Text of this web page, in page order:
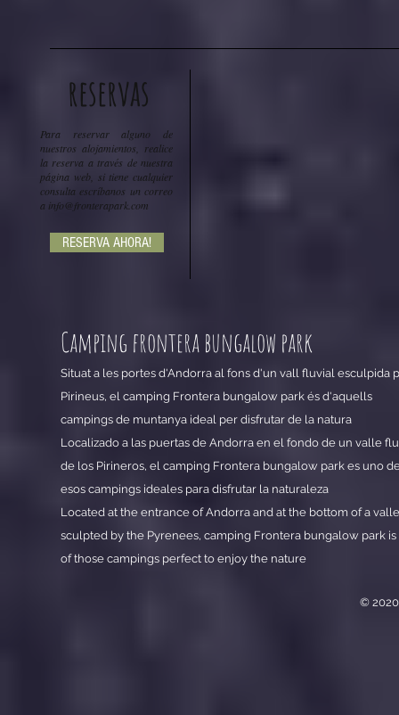
Para reservar alguno de
nuestros alojamientos, realice
la reserva a través de nuestra
página web, si tiene cualquier
consulta escríbanos un correo
a info@fronterapark.com
reservas
RESERVA AHORA!
Camping frontera bungalow park
Situat a les portes d'Andorra al fons d'un vall fluvial esculpida
Pirineus, el camping Frontera bungalow park és d'aquells
campings de muntanya ideal per disfrutar de la natura
Localizado a las puertas de Andorra en el fondo de un valle
de los Pirineros, el camping Frontera bungalow park es uno
esos campings ideales para disfrutar la naturaleza
Located at the entrance of Andorra and at the bottom of a
sculpted by the Pyrenees, camping Frontera bungalow park is
of those campings perfect to enjoy the nature
©